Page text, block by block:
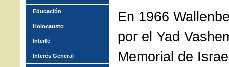
En 1966
por el Yad
Memorial de
Educación
Holocausto
Interfé
Interés General